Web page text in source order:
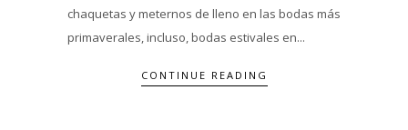
chaquetas y meternos de lleno en las bodas más
primaverales, incluso, bodas estivales en...
CONTINUE READING